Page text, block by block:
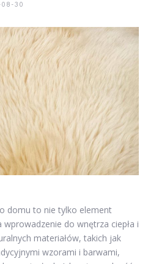
08-30
domu to nie tylko element
do wnętrza ciepła i
materiałów, takich jak
wzorami i barwami,